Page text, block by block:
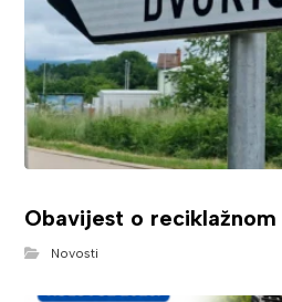
Obavijest o
Novosti